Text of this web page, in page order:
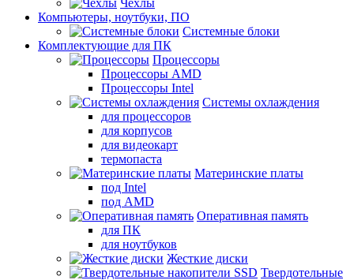
Чехлы
Компьютеры, ноутбуки, ПО
Системные блоки
Комплектующие для ПК
Процессоры
Процессоры AMD
Процессоры Intel
Системы охлаждения
для процессоров
для корпусов
для видеокарт
термопаста
Материнские платы
под Intel
под AMD
Оперативная память
для ПК
для ноутбуков
Жесткие диски
Твердотельные